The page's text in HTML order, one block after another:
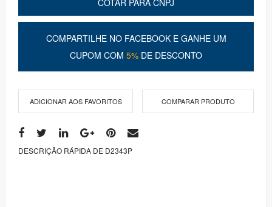
COTAR PARA CNPJ
COMPARTILHE NO FACEBOOK E GANHE UM
CUPOM COM 5% DE DESCONTO
ADICIONAR AOS FAVORITOS COMPARAR PRODUTO
DESCRIÇÃO RÁPIDA DE D2343P